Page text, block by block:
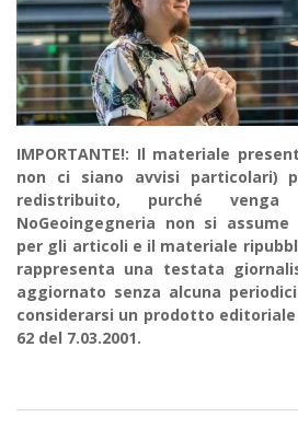
IMPORTANTE!: Il materiale
non ci siano avvisi particolari)
redistribuito, purché
NoGeoingegneria non si
per gli articoli e il materiale
rappresenta una testata
aggiornato senza alcuna
considerarsi un prodotto
62 del 7.03.2001.